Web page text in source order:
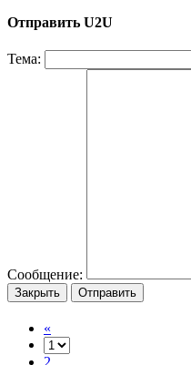
Отправить U2U
Тема:
Сообщение:
Закрыть Отправить
«